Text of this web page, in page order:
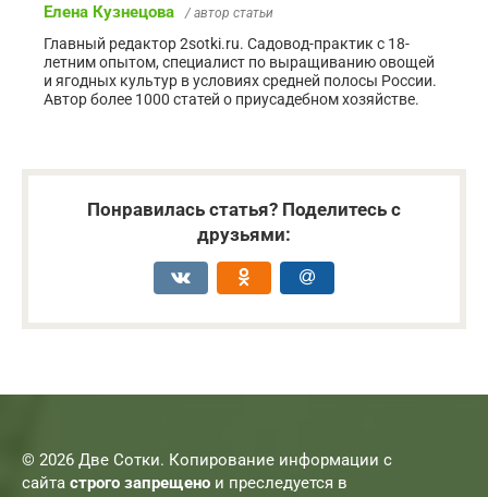
Елена Кузнецова / автор статьи
Главный редактор 2sotki.ru. Садовод-практик с 18-
летним опытом, специалист по выращиванию овощей
и ягодных культур в условиях средней полосы России.
Автор более 1000 статей о приусадебном хозяйстве.
Понравилась статья? Поделитесь с
друзьями:
© 2026 Две Сотки. Копирование информации с
сайта строго запрещено и преследуется в